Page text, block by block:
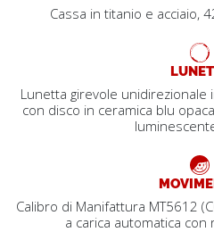
Cassa in titanio e acciaio,
Lunetta girevole unidirezionale
con disco in ceramica blu
Calibro di Manifattura MT5612
a carica automatica con